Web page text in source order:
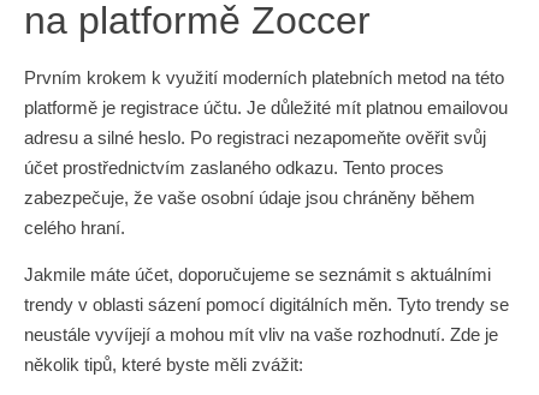
na platformě Zoccer
Prvním krokem k využití moderních platebních metod na této
platformě je registrace účtu. Je důležité mít platnou emailovou
adresu a silné heslo. Po registraci nezapomeňte ověřit svůj
účet prostřednictvím zaslaného odkazu. Tento proces
zabezpečuje, že vaše osobní údaje jsou chráněny během
celého hraní.
Jakmile máte účet, doporučujeme se seznámit s aktuálními
trendy v oblasti sázení pomocí digitálních měn. Tyto trendy se
neustále vyvíjejí a mohou mít vliv na vaše rozhodnutí. Zde je
několik tipů, které byste měli zvážit: